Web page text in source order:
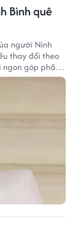
Bình quê
người Ninh
thay đổi theo
ngon góp phần
hút của vùng